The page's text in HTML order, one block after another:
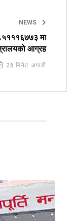
NEWS
मा
आग्रह
26 मिनेट अगाडी